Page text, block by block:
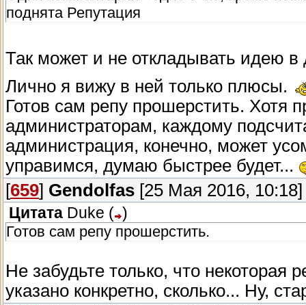
поднята Репутация
Так может и не откладывать идею
Лично я вижу в ней только плюсы.
Готов сам репу прошерстить.
администраторам, каждому
администрация, конечно, может
управимся, думаю быстрее будет...
[659] Gendolfas [25 Мая 2016, 10:18]
Цитата Duke ( )
Готов сам репу прошерстить.
Не забудьте только, что некоторая
указано конкретно, сколько... Ну,